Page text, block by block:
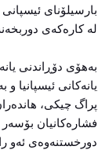
بارسیلۆنای
لە كارەكەی
بەهۆی دۆڕاندنی
یانەكانی ئیسپانیا و
پراگ چیكی،
فشارەكانیان
دورخستنەوەی ئەو